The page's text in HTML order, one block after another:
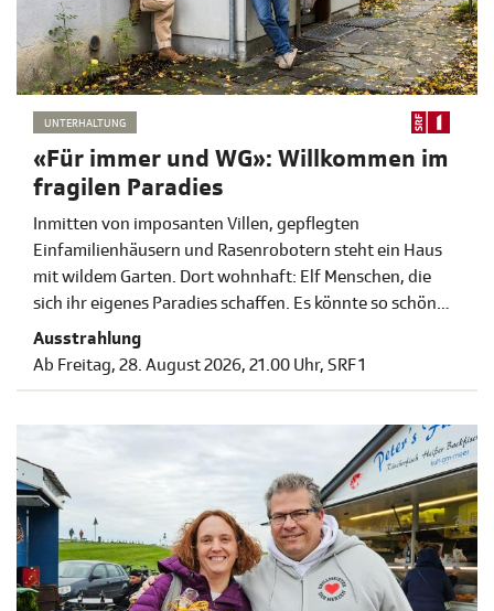
UNTERHALTUNG
«Für immer und WG»: Willkommen im
fragilen Paradies
Inmitten von imposanten Villen, gepflegten
Einfamilienhäusern und Rasenrobotern steht ein Haus
mit wildem Garten. Dort wohnhaft: Elf Menschen, die
sich ihr eigenes Paradies schaffen. Es könnte so schön
sein. Aber was wollen die unbekannten
«Krawattenmänner mit Aktenköfferli» im Garten? «Für
Ausstrahlung
Ab Freitag, 28. August 2026, 21.00 Uhr, SRF 1